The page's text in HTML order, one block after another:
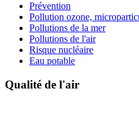
Prévention
Pollution ozone,
Pollutions de la mer
Pollutions de l'air
Risque nucléaire
Eau potable
Qualité de l'air